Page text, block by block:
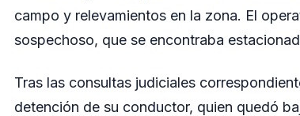
campo y relevamientos en la zona. El
sospechoso, que se encontraba
Tras las consultas judiciales
detención de su conductor, quien quedó